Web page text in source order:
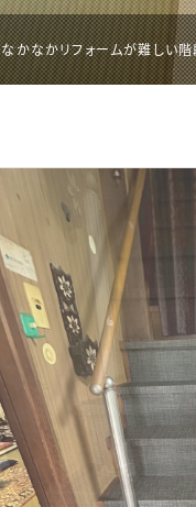
なかなかリフォームが難しい